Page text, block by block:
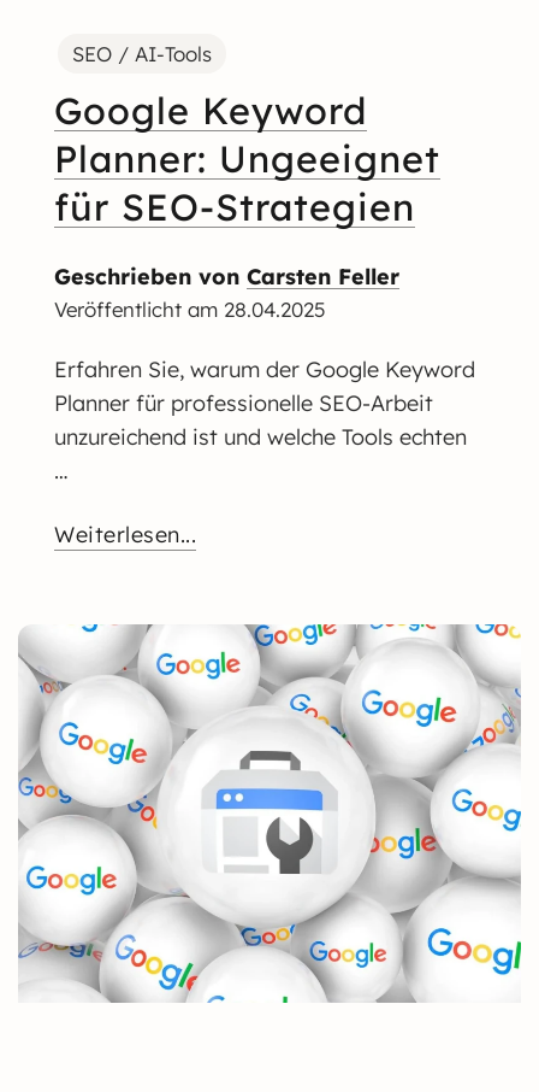
SEO / AI-Tools
Google Keyword
Planner: Ungeeignet
für SEO-Strategien
Geschrieben von Carsten Feller
Veröffentlicht am 28.04.2025
Erfahren Sie, warum der Google Keyword
Planner für professionelle SEO-Arbeit
unzureichend ist und welche Tools echten
…
Weiterlesen...